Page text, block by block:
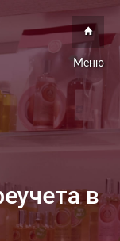
Меню
в